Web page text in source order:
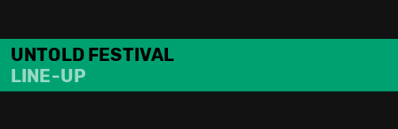
UNTOLD FESTIVAL
LINE-UP